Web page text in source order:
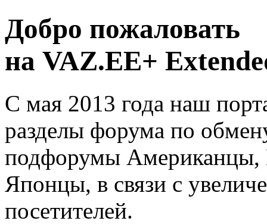
Добро пожаловать
на VAZ.EE+
С мая 2013 года наш
разделы форума по
подфорумы
Японцы, в связи с
посетителей.